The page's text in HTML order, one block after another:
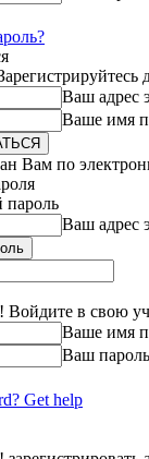
Ваш адрес
Ваше имя
Вам по
пароль
Ваш адрес
Войдите в свою
Ваше имя
Ваш пароль
Get help